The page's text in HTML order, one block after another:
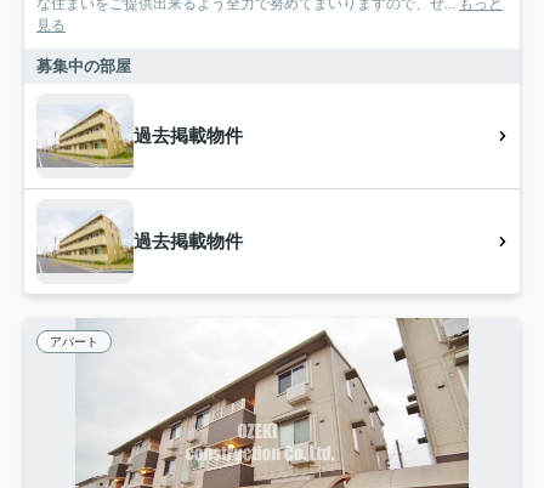
な住まいをご提供出来るよう全力で努めてまいりますので、ぜ... もっと
見る
募集中の部屋
過去掲載物件
過去掲載物件
アパート